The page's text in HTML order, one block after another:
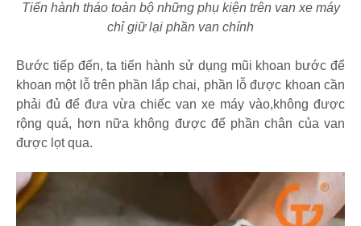
Tiến hành tháo toàn bộ những phụ kiện trên van xe máy
chỉ giữ lại phần van chính
Bước tiếp đến, ta tiến hành sử dụng mũi khoan bước để
khoan một lỗ trên phần lắp chai, phần lỗ được khoan cần
phải đủ để đưa vừa chiếc van xe máy vào,không được
rộng quá, hơn nữa không được để phần chân của van
được lọt qua.